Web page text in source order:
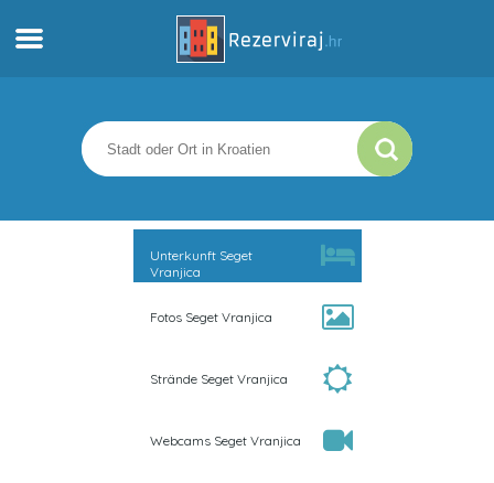
Apartments
Touristeninformation
Unterkunft Seget
Vranjica
Fotos Seget Vranjica
Strände Seget Vranjica
Webcams Seget Vranjica